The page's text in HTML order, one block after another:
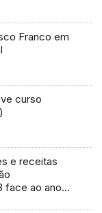
Franco em
curso
e receitas
face ao ano